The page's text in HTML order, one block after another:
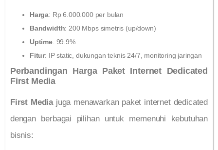
Harga: Rp 6.000.000 per bulan
Bandwidth: 200 Mbps simetris (up/down)
Uptime: 99.9%
Fitur: IP static, dukungan teknis 24/7, monitoring jaringan
Perbandingan Harga Paket Internet Dedicated
First Media
First Mediajuga menawarkan paket internet dedicated
dengan berbagai pilihan untuk memenuhi kebutuhan
bisnis: